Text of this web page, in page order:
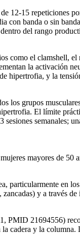
12-15 repeticiones
con banda o sin
del rango
como el clamshell,
la activación
hipertrofia, y la
los grupos
El límite
semanales;
mayores de
particularmente en
y a través
PMID 21694556)
cadera y la